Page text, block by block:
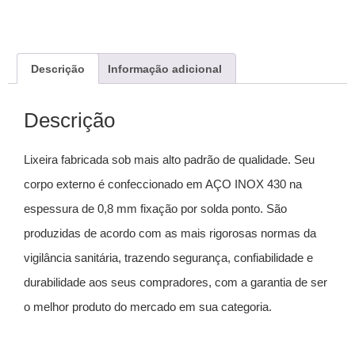
Descrição Informação adicional
Descrição
Lixeira fabricada sob mais alto padrão de qualidade. Seu
corpo externo é confeccionado em AÇO INOX 430 na
espessura de 0,8 mm fixação por solda ponto. São
produzidas de acordo com as mais rigorosas normas da
vigilância sanitária, trazendo segurança, confiabilidade e
durabilidade aos seus compradores, com a garantia de ser
o melhor produto do mercado em sua categoria.